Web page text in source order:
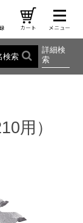
検索
詳細検
索
用）